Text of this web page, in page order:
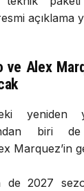
açıklama
ve Alex
yeniden
biri
Marquez’in
2027